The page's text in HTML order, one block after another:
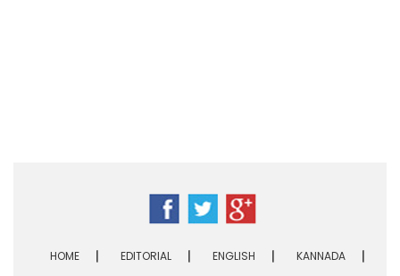
HOME EDITORIAL ENGLISH KANNADA